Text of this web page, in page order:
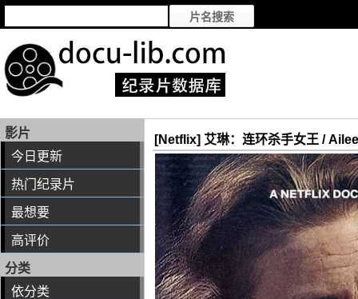
影片
今日更新
热门纪录片
最想要
高评价
分类
依分类
[Netflix] 艾琳：连环杀手女王 /